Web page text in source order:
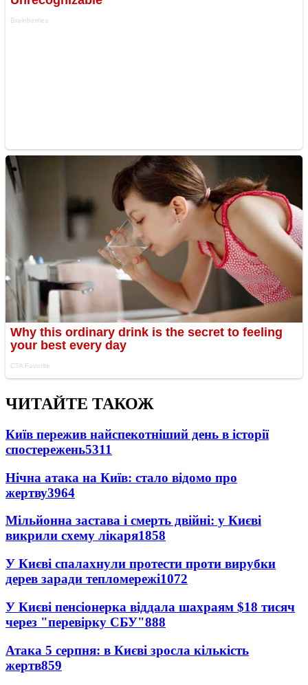
ЧИТАЙТЕ ТАКОЖ
Київ пережив найспекотніший день в історії
спостережень5311
Нічна атака на Київ: стало відомо про
жертву3964
Мільйонна застава і смерть двійні: у Києві
викрили схему лікаря1858
У Києві спалахнули протести проти вирубки
дерев заради тепломережі1072
У Києві пенсіонерка віддала шахраям $18 тисяч
через "перевірку СБУ"888
Атака 5 серпня: в Києві зросла кількість
жертв859